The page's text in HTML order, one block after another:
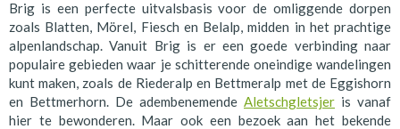
Brig is een perfecte uitvalsbasis voor de omliggende dorpen
zoals Blatten, Mörel, Fiesch en Belalp, midden in het prachtige
alpenlandschap. Vanuit Brig is er een goede verbinding naar
populaire gebieden waar je schitterende oneindige wandelingen
kunt maken, zoals de Riederalp en Bettmeralp met de Eggishorn
en Bettmerhorn. De adembenemende Aletschgletsjer is vanaf
hier te bewonderen. Maar ook een bezoek aan het bekende